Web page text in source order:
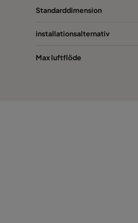
Standarddimension
installationsalternativ
Max luftflöde